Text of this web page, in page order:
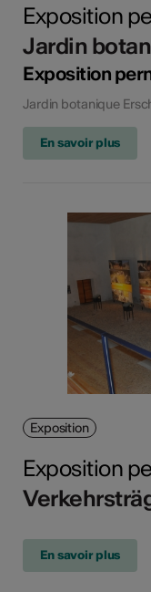
Exposition
Jardin
Exposition
Jardin botanique
En savoir plus
Exposition
Exposition
En savoir plus